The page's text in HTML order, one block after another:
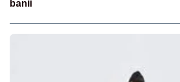
banii